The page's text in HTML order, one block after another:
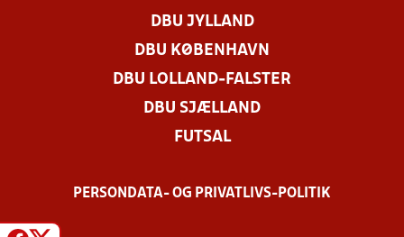
DBU JYLLAND
DBU KØBENHAVN
DBU LOLLAND-FALSTER
DBU SJÆLLAND
FUTSAL
PERSONDATA- OG PRIVATLIVS-POLITIK